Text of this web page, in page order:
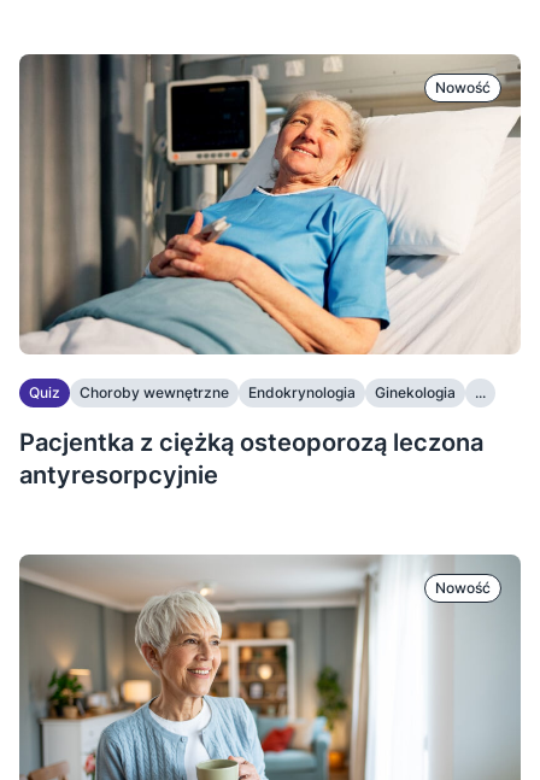
Nowość
Quiz Choroby wewnętrzne Endokrynologia Ginekologia ...
Pacjentka z ciężką osteoporozą leczona
antyresorpcyjnie
Nowość